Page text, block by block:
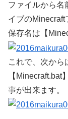
ファイルから名
イブのMinecraft
保存名は【
これで、次から
【Minecraft.bat
事が出来ます。